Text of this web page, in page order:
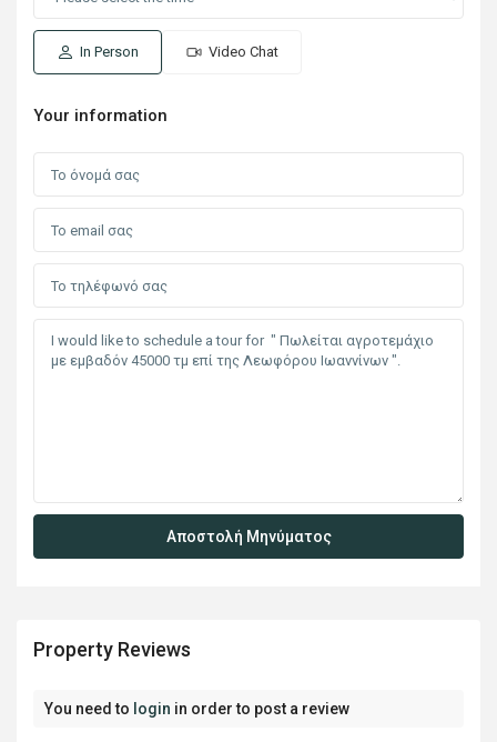
In Person Video Chat
Your information
Property Reviews
You need to login in order to post a review